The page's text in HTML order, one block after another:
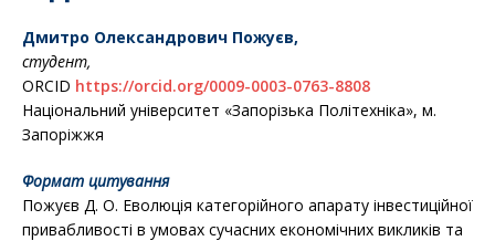
Дмитро Олександрович Пожуєв,
студент,
ORCID https://orcid.org/0009-0003-0763-8808
Національний університет «Запорізька Політехніка», м.
Запоріжжя
Формат цитування
Пожуєв Д. О. Еволюція категорійного апарату інвестиційної
привабливості в умовах сучасних економічних викликів та